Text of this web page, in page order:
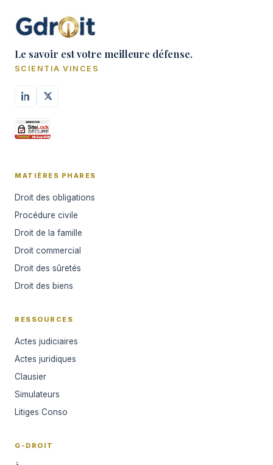
Le savoir est votre meilleure défense.
SCIENTIA VINCES
MATIÈRES PHARES
Droit des obligations
Procédure civile
Droit de la famille
Droit commercial
Droit des sûretés
Droit des biens
RESSOURCES
Actes judiciaires
Actes juridiques
Clausier
Simulateurs
Litiges Conso
G-DROIT